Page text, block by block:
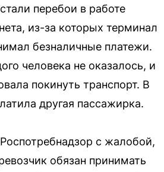
перебои в работе
из-за которых терминал
безналичные платежи.
человека не оказалось, и
покинуть транспорт. В
другая пассажирка.
с жалобой,
обязан принимать